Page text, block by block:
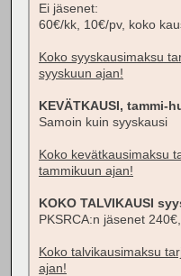
Ei jäsenet:
60€/kk, 10€/pv, koko
Koko syyskausimaksu
syyskuun ajan!
KEVÄTKAUSI, tammi-
Samoin kuin syyskausi
Koko kevätkausimaksu
tammikuun ajan!
KOKO TALVIKAUSI
PKSRCA:n jäsenet
Koko talvikausimaksu
ajan!